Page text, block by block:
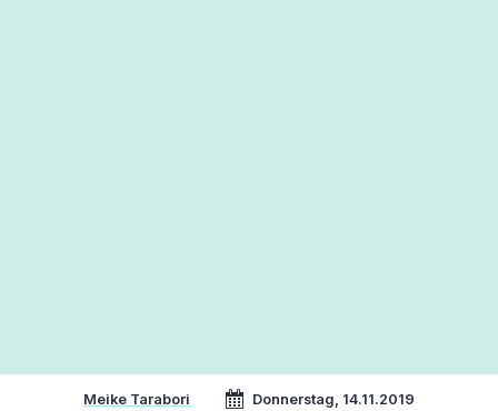
Meike Tarabori
Donnerstag, 14.11.2019